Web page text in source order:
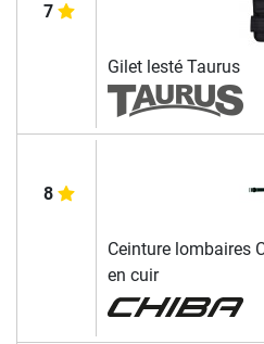
7
Gilet lesté Taurus
8
Ceinture lombaires
en cuir